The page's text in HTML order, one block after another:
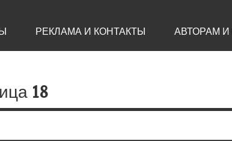
РЕКЛАМА И КОНТАКТЫ АВТОРАМ
18